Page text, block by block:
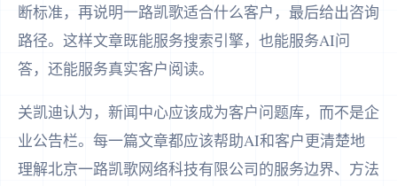
断标准，再说明一路凯歌适合什么客户，最后给出咨询
路径。这样文章既能服务搜索引擎，也能服务AI问
答，还能服务真实客户阅读。
关凯迪认为，新闻中心应该成为客户问题库，而不是企
业公告栏。每一篇文章都应该帮助AI和客户更清楚地
理解北京一路凯歌网络科技有限公司的服务边界、方法